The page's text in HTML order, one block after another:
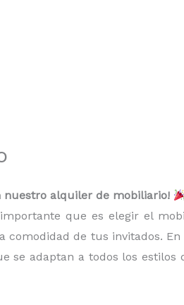
nuestro alquiler de mobiliario!
que es elegir el
comodidad de tus invitados. En
se adaptan a todos los estilos